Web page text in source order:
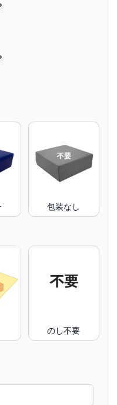
包装なし
のし不要